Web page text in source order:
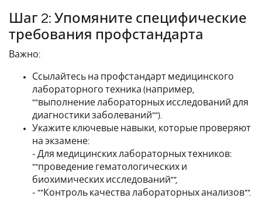
Шаг 2: Упомяните специфические
требования профстандарта
Важно:
Ссылайтесь на профстандарт медицинского
лабораторного техника (например,
""выполнение лабораторных исследований для
диагностики заболеваний"").
Укажите ключевые навыки, которые проверяют
на экзамене:
- Для медицинских лабораторных техников:
""проведение гематологических и
биохимических исследований"",
- ""Контроль качества лабораторных анализов"".